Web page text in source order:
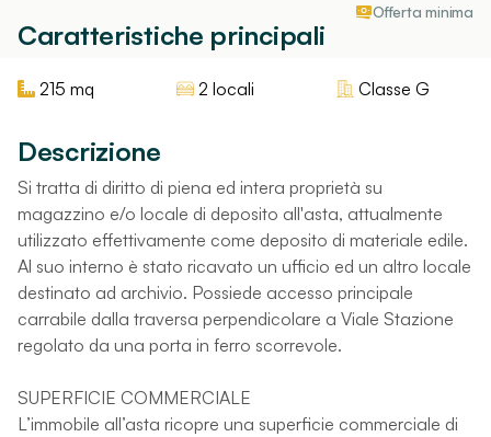
Offerta minima
Caratteristiche principali
215 mq 2 locali Classe G
Descrizione
Si tratta di diritto di piena ed intera proprietà su
magazzino e/o locale di deposito all'asta, attualmente
utilizzato effettivamente come deposito di materiale edile.
Al suo interno è stato ricavato un ufficio ed un altro locale
destinato ad archivio. Possiede accesso principale
carrabile dalla traversa perpendicolare a Viale Stazione
regolato da una porta in ferro scorrevole.
SUPERFICIE COMMERCIALE
L’immobile all’asta ricopre una superficie commerciale di